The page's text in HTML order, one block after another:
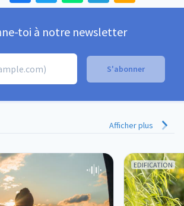
toi à notre newsletter
Afficher plus
EDIFICATION